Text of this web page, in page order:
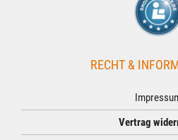
RECHT &
Vertrag